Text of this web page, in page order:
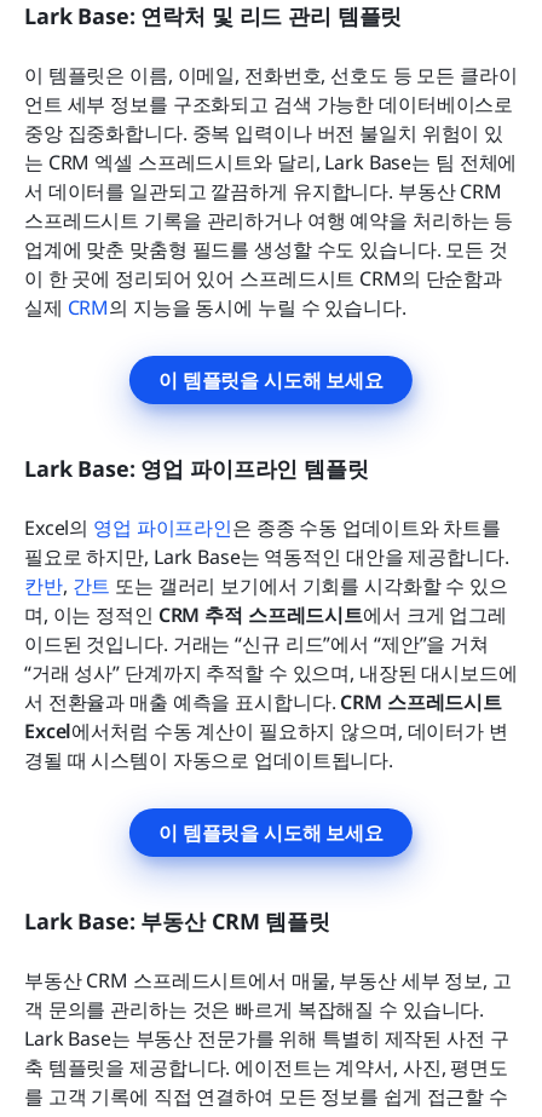
Lark Base: 연락처 및 리드 관리 템플릿
이 템플릿은 이름, 이메일, 전화번호, 선호도 등 모든 클라이
언트 세부 정보를 구조화되고 검색 가능한 데이터베이스로
중앙 집중화합니다. 중복 입력이나 버전 불일치 위험이 있
는 CRM 엑셀 스프레드시트와 달리, Lark Base는 팀 전체에
서 데이터를 일관되고 깔끔하게 유지합니다. 부동산 CRM
스프레드시트 기록을 관리하거나 여행 예약을 처리하는 등
업계에 맞춘 맞춤형 필드를 생성할 수도 있습니다. 모든 것
이 한 곳에 정리되어 있어 스프레드시트 CRM의 단순함과
실제 CRM의 지능을 동시에 누릴 수 있습니다.
이 템플릿을 시도해 보세요
Lark Base: 영업 파이프라인 템플릿
Excel의 영업 파이프라인은 종종 수동 업데이트와 차트를
칸반, 간트 또는 갤러리 보기에서 기회를 시각화할 수 있으
며, 이는 정적인 CRM 추적 스프레드시트에서 크게 업그레
이드된 것입니다. 거래는 “신규 리드”에서 “제안”을 거쳐
“거래 성사” 단계까지 추적할 수 있으며, 내장된 대시보드에
서 전환율과 매출 예측을 표시합니다. CRM 스프레드시트
Excel에서처럼 수동 계산이 필요하지 않으며, 데이터가 변
경될 때 시스템이 자동으로 업데이트됩니다.
이 템플릿을 시도해 보세요
Lark Base: 부동산 CRM 템플릿
부동산 CRM 스프레드시트에서 매물, 부동산 세부 정보, 고
객 문의를 관리하는 것은 빠르게 복잡해질 수 있습니다.
Lark Base는 부동산 전문가를 위해 특별히 제작된 사전 구
축 템플릿을 제공합니다. 에이전트는 계약서, 사진, 평면도
를 고객 기록에 직접 연결하여 모든 정보를 쉽게 접근할 수